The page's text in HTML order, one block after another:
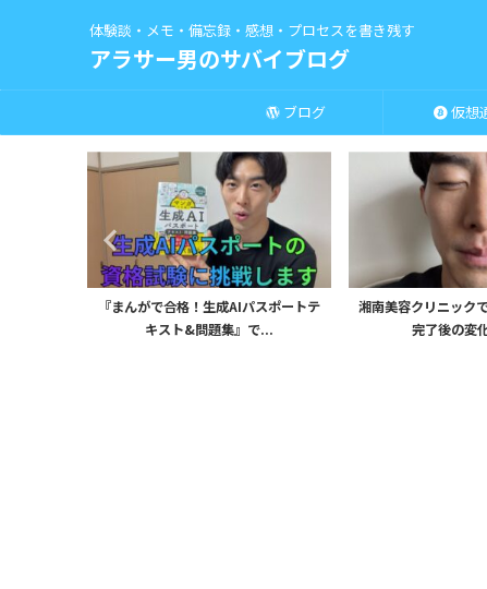
体験談・メモ・備忘録・感想・プロセスを書き残す
アラサー男のサバイブログ
ブログ 仮想
『まんがで合格！生成AIパスポートテ
キスト&問題集』で...
湘南美容クリニック
完了後の変